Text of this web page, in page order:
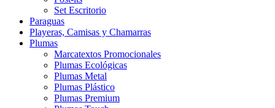
Set Escritorio
Paraguas
Playeras, Camisas y Chamarras
Plumas
Marcatextos Promocionales
Plumas Ecológicas
Plumas Metal
Plumas Plástico
Plumas Premium